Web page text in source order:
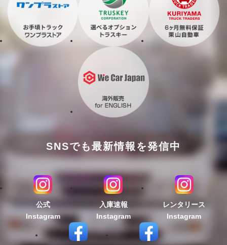
SNSでも最新情報を発信中
公式
Instagram
入庫速報
Instagram
レンタリース
Instagram